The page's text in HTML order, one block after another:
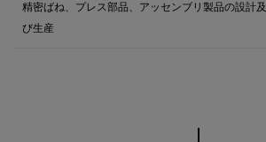
精密ばね、プレス部品、アッセンブリ製品の設計及
び生産